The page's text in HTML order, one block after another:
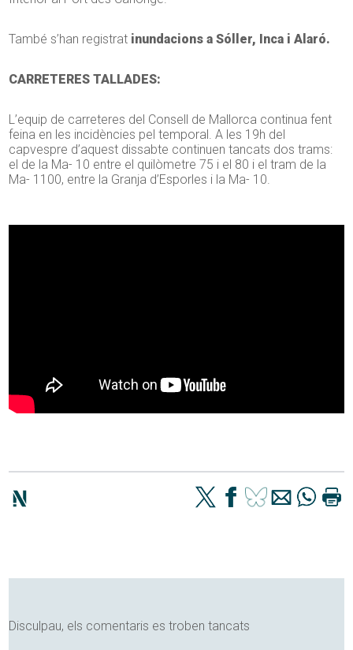
També s’han registrat inundacions a Sóller, Inca i Alaró.
CARRETERES TALLADES:
L’equip de carreteres del Consell de Mallorca continua fent
feina en les incidències pel temporal. A les 19h del
capvespre d’aquest dissabte continuen tancats dos trams:
el de la Ma- 10 entre el quilòmetre 75 i el 80 i el tram de la
Ma- 1100, entre la Granja d’Esporles i la Ma- 10.
Disculpau, els comentaris es troben tancats